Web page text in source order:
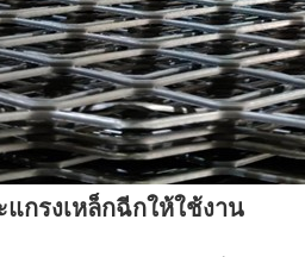
กรงเหล็กฉีกให้ใช้งาน